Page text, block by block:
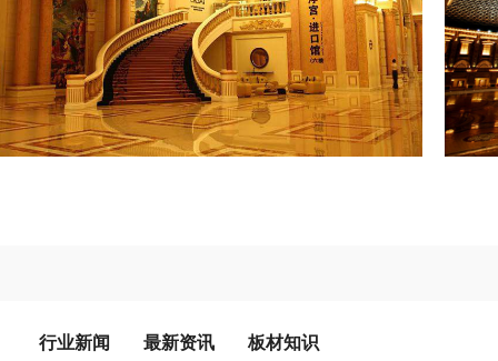
行业新闻 最新资讯 板材知识